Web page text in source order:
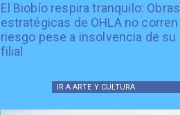
El Biobío respira tranquilo: Obras
estratégicas de OHLA no corren
riesgo pese a insolvencia de su
filial
IR A ARTE Y CULTURA